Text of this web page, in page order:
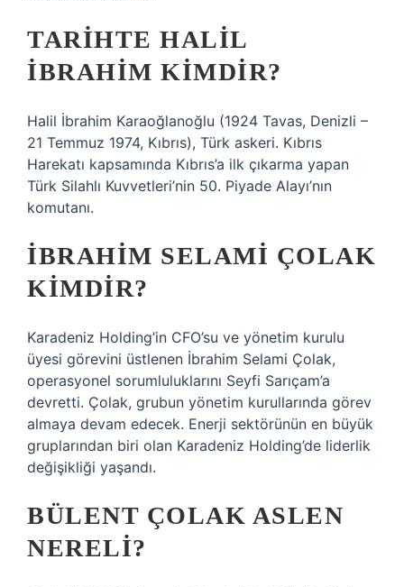
TARIHTE HALIL
İBRAHIM KIMDIR?
Halil İbrahim Karaoğlanoğlu (1924 Tavas, Denizli –
21 Temmuz 1974, Kıbrıs), Türk askeri. Kıbrıs
Harekatı kapsamında Kıbrıs’a ilk çıkarma yapan
Türk Silahlı Kuvvetleri’nin 50. Piyade Alayı’nın
komutanı.
İBRAHIM SELAMI ÇOLAK
KIMDIR?
Karadeniz Holding’in CFO’su ve yönetim kurulu
üyesi görevini üstlenen İbrahim Selami Çolak,
operasyonel sorumluluklarını Seyfi Sarıçam’a
devretti. Çolak, grubun yönetim kurullarında görev
almaya devam edecek. Enerji sektörünün en büyük
gruplarından biri olan Karadeniz Holding’de liderlik
değişikliği yaşandı.
BÜLENT ÇOLAK ASLEN
NERELI?